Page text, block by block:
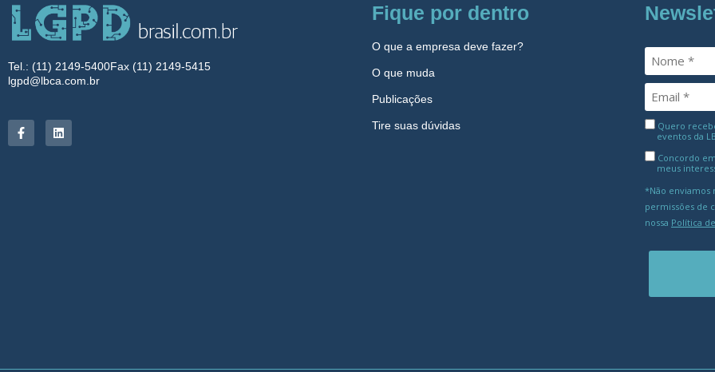
Tel.: (11) 2149-5400Fax (11) 2149-5415
lgpd@lbca.com.br
Fique por dentro
O que a empresa deve fazer?
O que muda
Publicações
Tire suas dúvidas
Quero
eventos da
Concordo
meus
*Não enviamos
permissões de
nossa Política